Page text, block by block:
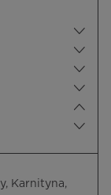
Karnityna,